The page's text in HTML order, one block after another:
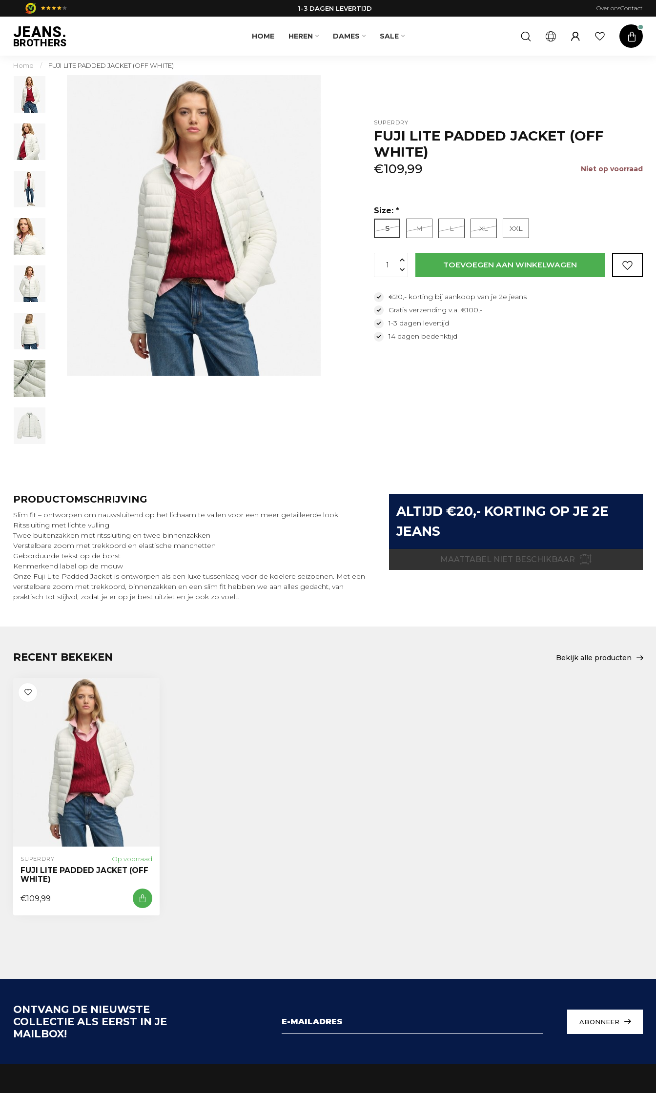
1-3 DAGEN LEVERTIJD Over onsContact
JEANS.
BROTHERS HOME HEREN DAMES SALE
Home / FUJI LITE PADDED JACKET (OFF WHITE)
SUPERDRY
FUJI LITE PADDED JACKET (OFF
WHITE)
€109,99 Niet op voorraad
Size: *
S M L XL XXL
TOEVOEGEN AAN WINKELWAGEN
€20,- korting bij aankoop van je 2e jeans
Gratis verzending v.a. €100,-
1-3 dagen levertijd
14 dagen bedenktijd
PRODUCTOMSCHRIJVING
Slim fit – ontworpen om nauwsluitend op het lichaam te vallen voor een meer getailleerde look
Ritssluiting met lichte vulling
Twee buitenzakken met ritssluiting en twee binnenzakken
Verstelbare zoom met trekkoord en elastische manchetten
Geborduurde tekst op de borst
Kenmerkend label op de mouw
Onze Fuji Lite Padded Jacket is ontworpen als een luxe tussenlaag voor de koelere seizoenen. Met een
verstelbare zoom met trekkoord, binnenzakken en een slim fit hebben we aan alles gedacht, van
praktisch tot stijlvol, zodat je er op je best uitziet en je ook zo voelt.
ALTIJD €20,- KORTING OP JE 2E
JEANS
MAATTABEL NIET BESCHIKBAAR
RECENT BEKEKEN Bekijk alle producten
SUPERDRY Op voorraad
FUJI LITE PADDED JACKET (OFF
WHITE)
€109,99
ONTVANG DE NIEUWSTE
COLLECTIE ALS EERST IN JE
MAILBOX!
ABONNEER